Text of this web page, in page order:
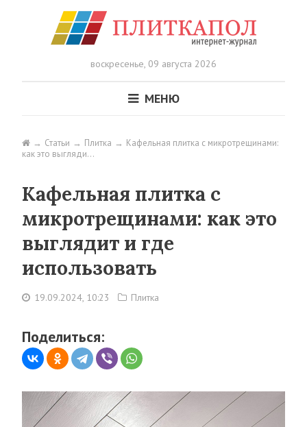
воскресенье, 09 августа 2026
МЕНЮ
Статьи Плитка
Кафельная плитка с микротрещинами:
как это выгляди…
Кафельная плитка с
микротрещинами: как это
выглядит и где
использовать
19.09.2024, 10:23 Плитка
Поделиться: